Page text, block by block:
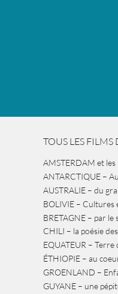
TOUS LES FILMS
AMSTERDAM et les
ANTARCTIQUE –
AUSTRALIE – du
BOLIVIE –
BRETAGNE – par
CHILI – la poésie
EQUATEUR – Terre
ÉTHIOPIE – au
GROENLAND –
GUYANE – une